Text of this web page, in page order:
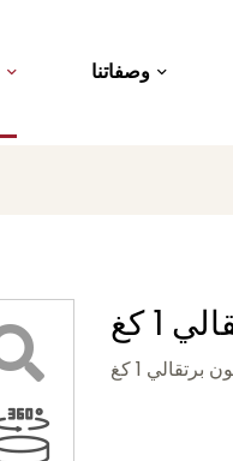
وصفاتنا
كغ
1 كغ